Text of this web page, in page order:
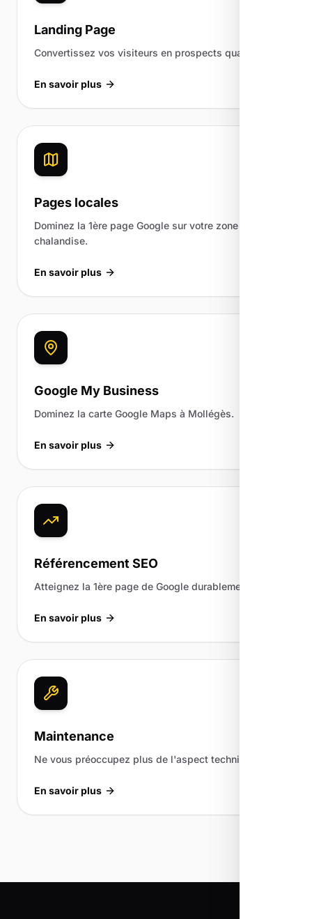
Landing Page
Convertissez vos visiteurs en prospects qualifiés.
En savoir plus
Pages locales
Dominez la 1ère page Google sur votre zone de
chalandise.
En savoir plus
Google My Business
Dominez la carte Google Maps à Mollégès.
En savoir plus
Référencement SEO
Atteignez la 1ère page de Google durablement.
En savoir plus
Maintenance
Ne vous préoccupez plus de l'aspect technique.
En savoir plus